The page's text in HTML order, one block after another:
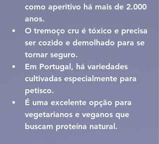
como aperitivo há mais de 2.000
anos.
O tremoço cru é tóxico e precisa
ser cozido e demolhado para se
tornar seguro.
Em Portugal, há variedades
cultivadas especialmente para
petisco.
É uma excelente opção para
vegetarianos e veganos que
buscam proteína natural.